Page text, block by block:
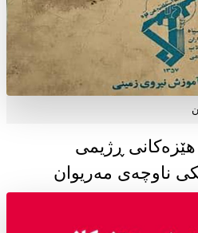
ڕژیمی
ناوچەی مەریوان